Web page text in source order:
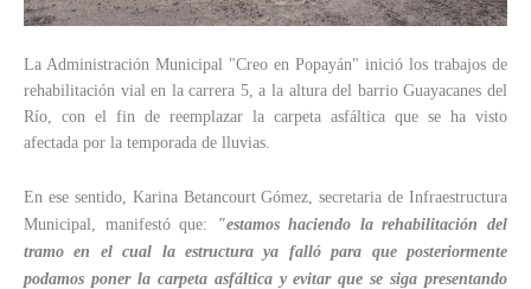
La Administración Municipal "Creo en Popayán" inició los trabajos de
rehabilitación vial en la carrera 5, a la altura del barrio Guayacanes del
Río, con el fin de reemplazar la carpeta asfáltica que se ha visto
afectada por la temporada de lluvias.
En ese sentido, Karina Betancourt Gómez, secretaria de Infraestructura
Municipal, manifestó que:
"estamos haciendo la rehabilitación del
tramo en el cual la estructura ya falló para que posteriormente
podamos poner la carpeta asfáltica y evitar que se siga presentando